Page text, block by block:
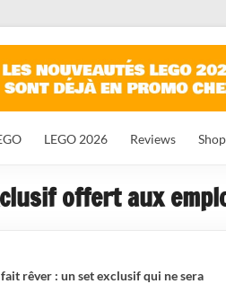
LEGO 2026 Reviews
offert aux
rêver : un set exclusif qui ne sera